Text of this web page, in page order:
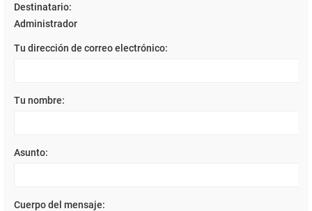
Destinatario:
Administrador
Tu dirección de correo electrónico:
Tu nombre:
Asunto:
Cuerpo del mensaje: